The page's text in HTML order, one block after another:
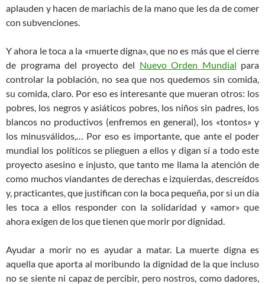
aplauden y hacen de mariachis de la mano que les da de comer
con subvenciones.
Y ahora le toca a la «muerte digna», que no es más que el cierre
de programa del proyecto del Nuevo Orden Mundial para
controlar la población, no sea que nos quedemos sin comida,
su comida, claro. Por eso es interesante que mueran otros: los
pobres, los negros y asiáticos pobres, los niños sin padres, los
blancos no productivos (enfremos en general), los «tontos» y
los minusválidos,… Por eso es importante, que ante el poder
mundial los políticos se plieguen a ellos y digan sí a todo este
proyecto asesino e injusto, que tanto me llama la atención de
como muchos viandantes de derechas e izquierdas, descreídos
y, practicantes, que justifican con la boca pequeña, por si un día
les toca a ellos responder con la solidaridad y «amor» que
ahora exigen de los que tienen que morir por dignidad.
Ayudar a morir no es ayudar a matar. La muerte digna es
aquella que aporta al moribundo la dignidad de la que incluso
no se siente ni capaz de percibir, pero nostros, como dadores,